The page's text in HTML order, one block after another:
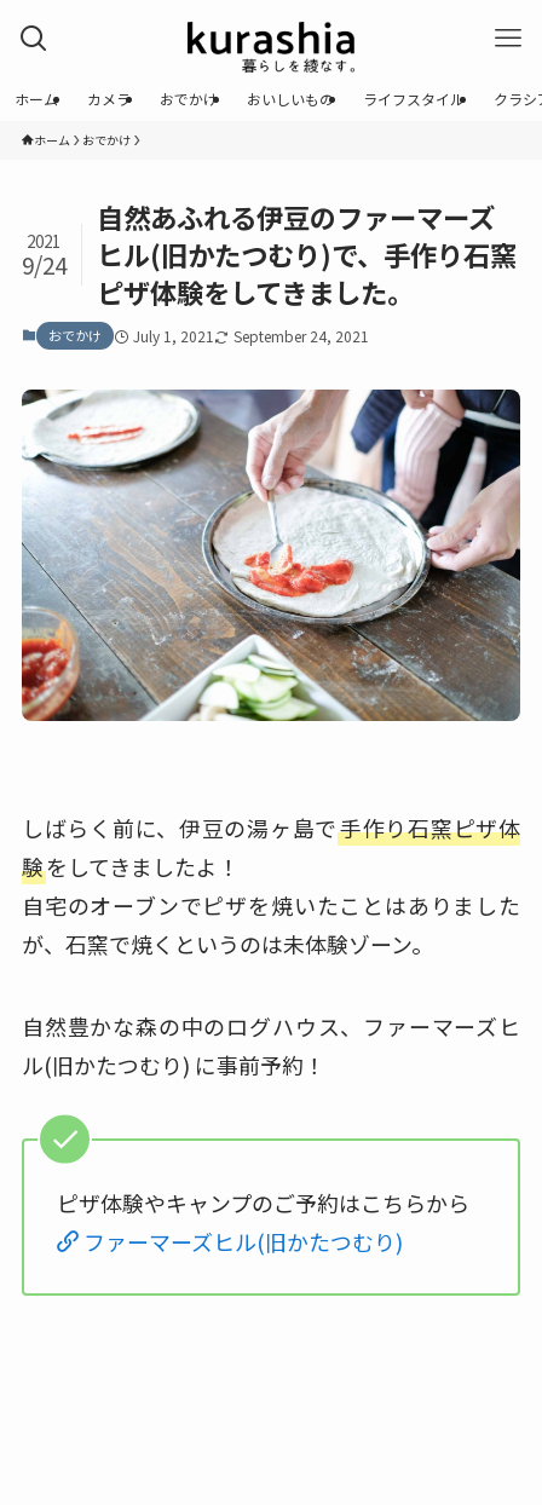
ホーム カメラ おでかけ おいしいもの ライフスタイル クラシ
ホーム おでかけ
自然あふれる伊豆のファーマーズ
ヒル(旧かたつむり)で、手作り石窯
ピザ体験をしてきました。
2021
9/24
おでかけ July 1, 2021 September 24, 2021
しばらく前に、伊豆の湯ヶ島で手作り石窯ピザ体
験をしてきましたよ！
自宅のオーブンでピザを焼いたことはありました
が、石窯で焼くというのは未体験ゾーン。
自然豊かな森の中のログハウス、ファーマーズヒ
ル(旧かたつむり) に事前予約！
ピザ体験やキャンプのご予約はこちらから
ファーマーズヒル(旧かたつむり)